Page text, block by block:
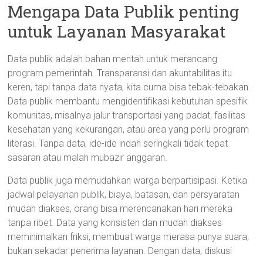
Mengapa Data Publik penting
untuk Layanan Masyarakat
Data publik adalah bahan mentah untuk merancang
program pemerintah. Transparansi dan akuntabilitas itu
keren, tapi tanpa data nyata, kita cuma bisa tebak-tebakan.
Data publik membantu mengidentifikasi kebutuhan spesifik
komunitas, misalnya jalur transportasi yang padat, fasilitas
kesehatan yang kekurangan, atau area yang perlu program
literasi. Tanpa data, ide-ide indah seringkali tidak tepat
sasaran atau malah mubazir anggaran.
Data publik juga memudahkan warga berpartisipasi. Ketika
jadwal pelayanan publik, biaya, batasan, dan persyaratan
mudah diakses, orang bisa merencanakan hari mereka
tanpa ribet. Data yang konsisten dan mudah diakses
meminimalkan friksi, membuat warga merasa punya suara,
bukan sekadar penerima layanan. Dengan data, diskusi